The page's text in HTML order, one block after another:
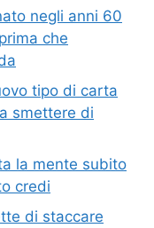
negli anni 60
che
tipo di carta
smettere di
la mente subito
credi
di staccare